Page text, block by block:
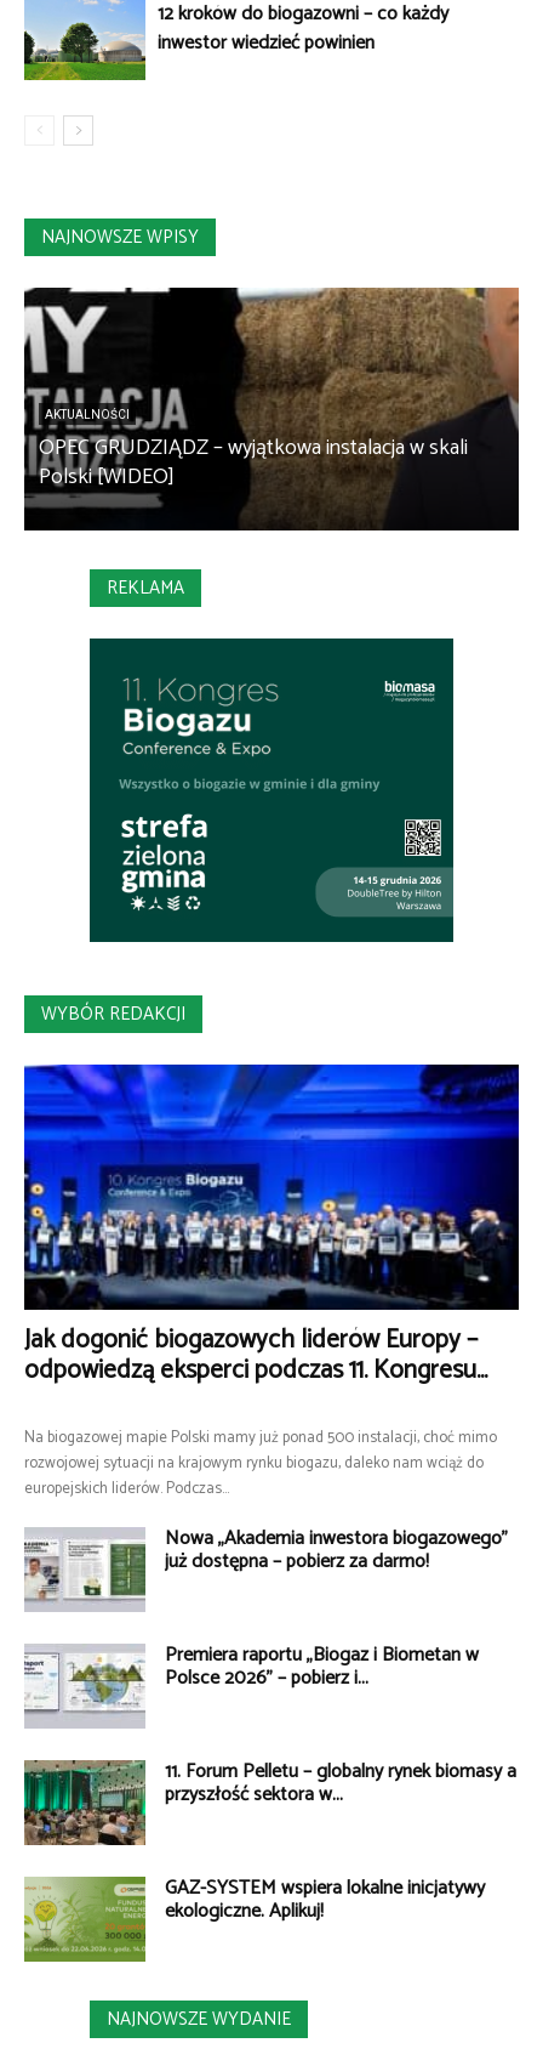
12 kroków do biogazowni – co każdy
inwestor wiedzieć powinien
NAJNOWSZE WPISY
AKTUALNOŚCI
OPEC GRUDZIĄDZ – wyjątkowa instalacja w skali
Polski [WIDEO]
REKLAMA
WYBÓR REDAKCJI
Jak dogonić biogazowych liderów Europy –
odpowiedzą eksperci podczas 11. Kongresu...
Na biogazowej mapie Polski mamy już ponad 500 instalacji, choć mimo
rozwojowej sytuacji na krajowym rynku biogazu, daleko nam wciąż do
europejskich liderów. Podczas...
Nowa „Akademia inwestora biogazowego”
już dostępna – pobierz za darmo!
Premiera raportu „Biogaz i Biometan w
Polsce 2026” – pobierz i...
11. Forum Pelletu – globalny rynek biomasy a
przyszłość sektora w...
GAZ-SYSTEM wspiera lokalne inicjatywy
ekologiczne. Aplikuj!
NAJNOWSZE WYDANIE